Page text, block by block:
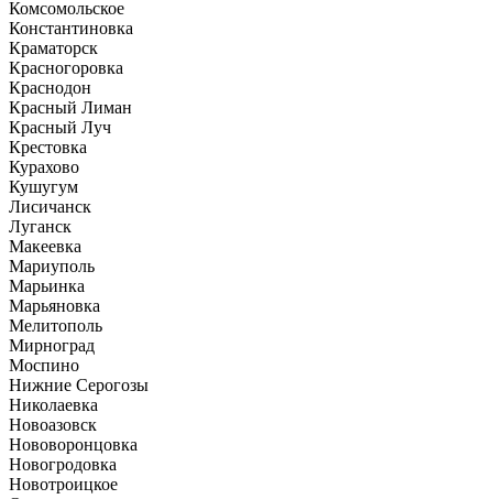
Комсомольское
Константиновка
Краматорск
Красногоровка
Краснодон
Красный Лиман
Красный Луч
Крестовка
Курахово
Кушугум
Лисичанск
Луганск
Макеевка
Мариуполь
Марьинка
Марьяновка
Мелитополь
Мирноград
Моспино
Нижние Серогозы
Николаевка
Новоазовск
Нововоронцовка
Новогродовка
Новотроицкое